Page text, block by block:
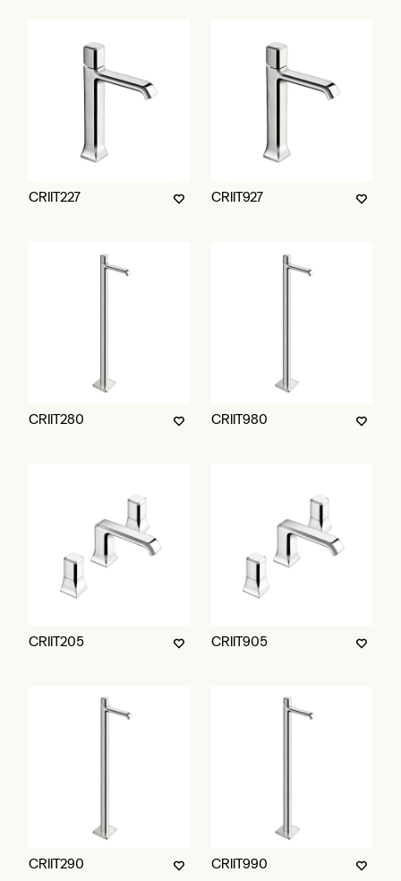
CRIIT227 CRIIT927
CRIIT280 CRIIT980
CRIIT205 CRIIT905
CRIIT290 CRIIT990